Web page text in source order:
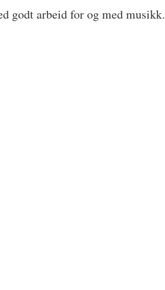
godt arbeid for og med musikk.